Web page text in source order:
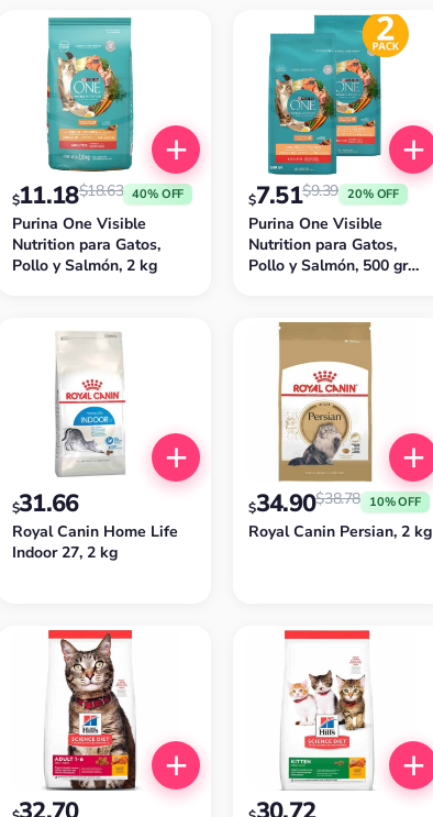
Purina One Visible
Nutrition para Gatos,
Pollo y Salmón, 2 kg
$18.63
$11.18 40% OFF
Purina One Visible
Nutrition para Gatos,
Pollo y Salmón, 500 gr
$9.39
$7.51 20% OFF
Royal Canin Home Life
Indoor 27, 2 kg
$31.66
Royal Canin Persian, 2 kg
$38.78
$34.90 10% OFF